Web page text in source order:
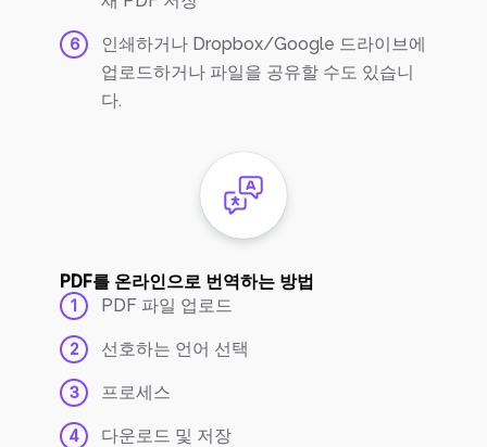
6
인쇄하거나 Dropbox/Google 드라이브에
업로드하거나 파일을 공유할 수도 있습니
다.
PDF를 온라인으로 번역하는 방법
1 PDF 파일 업로드
2 선호하는 언어 선택
3 프로세스
4 다운로드 및 저장